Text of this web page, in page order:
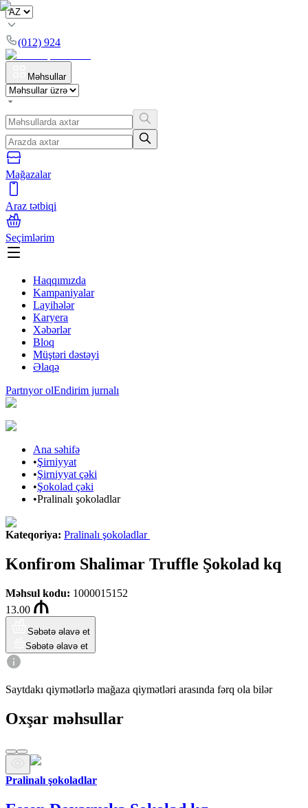
(012) 924
Məhsullar
Mağazalar
Araz tətbiqi
Seçimlərim
Haqqımızda
Kampaniyalar
Layihələr
Karyera
Xəbərlər
Bloq
Müştəri dəstəyi
Əlaqə
Partnyor olEndirim jurnalı
Ana səhifə
•Şirniyyat
•Şirniyyat çəki
•Şokolad çəki
•Pralinalı şokoladlar
Kateqoriya: Pralinalı şokoladlar
Konfirom Shalimar Truffle Şokolad kq
Məhsul kodu: 1000015152
13.00
Səbətə əlavə et
Səbətə əlavə et
Saytdakı qiymətlərlə mağaza qiymətləri arasında fərq ola bilər
Oxşar məhsullar
Pralinalı şokoladlar